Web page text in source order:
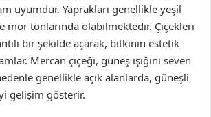
uyumdur. Yaprakları genellikle yeşil
mor tonlarında olabilmektedir. Çiçekleri
bir şekilde açarak, bitkinin estetik
Mercan çiçeği, güneş ışığını seven
genellikle açık alanlarda, güneşli
gelişim gösterir.